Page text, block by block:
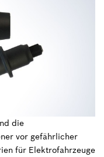
die
vor gefährlicher
für Elektrofahrzeuge